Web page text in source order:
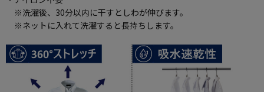
※洗濯後、30分以内に干すとしわが伸びます。
※ネットに入れて洗濯すると長持ちします。